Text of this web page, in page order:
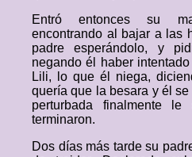
Entró entonces su
encontrando al bajar a las
padre esperándolo, y
negando él haber
Lili, lo que él niega,
quería que la besara y él
perturbada finalmente
terminaron.
Dos días más tarde su